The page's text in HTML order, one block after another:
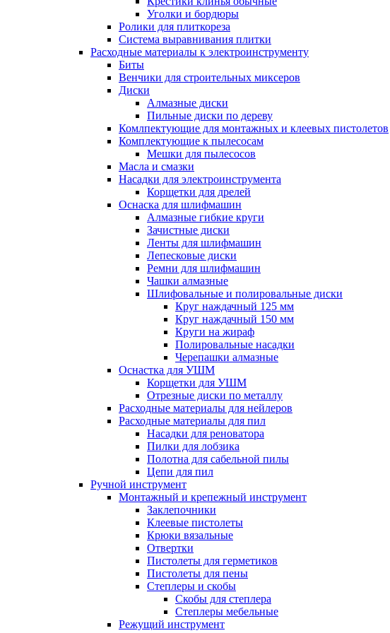
Уголки и бордюры
Ролики для плиткореза
Система выравнивания плитки
Расходные материалы к электроинструменту
Биты
Венчики для строительных миксеров
Диски
Алмазные диски
Пильные диски по дереву
Комлпектующие для монтажных и клеевых пистолетов
Комплектующие к пылесосам
Мешки для пылесосов
Масла и смазки
Насадки для электроинструмента
Корщетки для дрелей
Оснаска для шлифмашин
Алмазные гибкие круги
Зачистные диски
Ленты для шлифмашин
Лепесковые диски
Ремни для шлифмашин
Чашки алмазные
Шлифовальные и полировальные диски
Круг наждачный 125 мм
Круг наждачный 150 мм
Круги на жираф
Полировальные насадки
Черепашки алмазные
Оснастка для УШМ
Корщетки для УШМ
Отрезные диски по металлу
Расходные материалы для нейлеров
Расходные материалы для пил
Насадки для реноватора
Пилки для лобзика
Полотна для сабельной пилы
Цепи для пил
Ручной инструмент
Монтажный и крепежный инструмент
Заклепочники
Клеевые пистолеты
Крюки вязальные
Отвертки
Пистолеты для герметиков
Пистолеты для пены
Степлеры и скобы
Скобы для степлера
Степлеры мебельные
Режущий инструмент